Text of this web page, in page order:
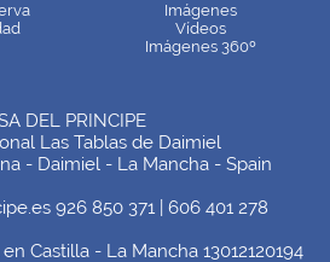
Imágenes
Vídeos
Imágenes 360º
DEL PRINCIPE
Las Tablas de Daimiel
- Daimiel - La Mancha - Spain
926 850 371 | 606 401 278
Castilla - La Mancha 13012120194